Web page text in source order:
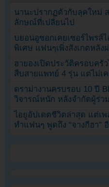
นานะปรากฏตัวกับลุคใหม่
ลักษณ์ที่เปลี่ยนไป
บยอนอูซอกเคยเซอร์ไพรส์
พิเศษ แฟนๆเพิ่งสังเกตหลัง
ฮายองเปิดประวัติครอบครั
สืบสายแพทย์ 4 รุ่น แต่ไม่เ
ดราม่างานครบรอบ 10 ปี
วิจารณ์หนัก หลังจำกัดผู้ร่ว
ไอยูอัปเดตชีวิตล่าสุด แต่เ
ทำแฟนๆ พูดถึง “จางกีฮา”